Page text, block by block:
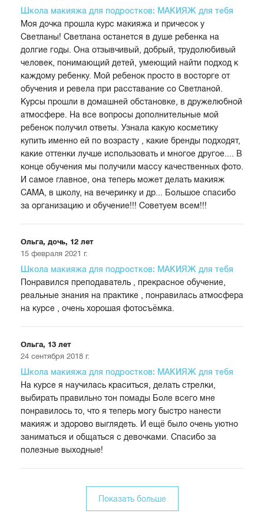
Школа макияжа для подростков: МАКИЯЖ для тебя
Моя дочка прошла курс макияжа и причесок у
Светланы! Светлана останется в душе ребенка на
долгие годы. Она отзывчивый, добрый, трудолюбивый
человек, понимающий детей, умеющий найти подход к
каждому ребенку. Мой ребенок просто в восторге от
обучения и ревела при расставание со Светланой.
Курсы прошли в домашней обстановке, в дружелюбной
атмосфере. На все вопросы дополнительные мой
ребенок получил ответы. Узнала какую косметику
купить именно ей по возрасту , какие бренды подходят,
какие оттенки лучше использовать и многое другое.... В
конце обучения мы получили массу качественных фото.
И самое главное, она теперь может делать макияж
САМА, в школу, на вечеринку и др... Большое спасибо
за организацию и обучение!!! Советуем всем!!!
Ольга, дочь, 12 лет
15 февраля 2021 г.
Школа макияжа для подростков: МАКИЯЖ для тебя
Понравился преподаватель , прекрасное обучение,
реальные знания на практике , понравилась атмосфера
на курсе , очень хорошая фотосъёмка.
Ольга, 13 лет
24 сентября 2018 г.
Школа макияжа для подростков: МАКИЯЖ для тебя
На курсе я научилась краситься, делать стрелки,
выбирать правильно тон помады Боле всего мне
понравилось то, что я теперь могу быстро нанести
макияж и здорово выглядеть. И ещё было очень уютно
заниматься и общаться с девочками. Спасибо за
полезные выходные!
Показать больше